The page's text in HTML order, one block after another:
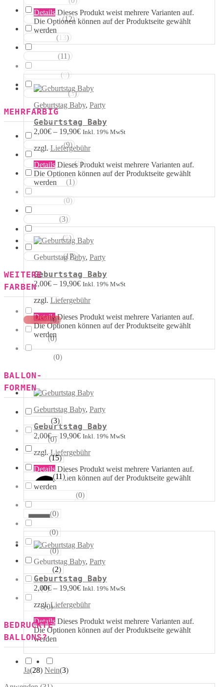
Details Dieses Produkt weist mehrere Varianten auf.
Die Optionen können auf der Produktseite gewählt
werden
Geburtstag Baby, Party
Geburtstag Baby
2,00€– 19,90€ Inkl. 19% MwSt
zzgl.Liefergebühr
Details Dieses Produkt weist mehrere Varianten auf.
Die Optionen können auf der Produktseite gewählt
werden
Geburtstag Baby, Party
Geburtstag Baby
2,00€– 19,90€ Inkl. 19% MwSt
zzgl. Liefergebühr
Details Dieses Produkt weist mehrere Varianten auf.
Die Optionen können auf der Produktseite gewählt
werden
Geburtstag Baby, Party
Geburtstag Baby
2,00€– 19,90€ Inkl. 19% MwSt
zzgl.Liefergebühr
Details Dieses Produkt weist mehrere Varianten auf.
Die Optionen können auf der Produktseite gewählt
werden
Geburtstag Baby, Party
Geburtstag Baby
2,00€– 19,90€ Inkl. 19% MwSt
zzgl.Liefergebühr
Details Dieses Produkt weist mehrere Varianten auf.
Die Optionen können auf der Produktseite gewählt
werden
Violetttöne (12)
( 13)
(11)
Brauntöne (0)
Schwarztöne (3)
MEHRFARBIG
Rosa Weiss (9)
Schwarz Weiss (1)
Silber Weiss (1)
(0)
(3)
Blau Weiss (5)
Mehrfarbig (17)
WEITERE
FARBEN
Kristall (0)
Pastell (0)
(0)
BALLON-
FORMEN
(3)
Sterne (0)
Runde (15)
Tropfen (11)
(0)
Eckige (0)
Säulen (0)
Portale (0)
(2)
123 (0)
ABC (0)
BEDRUCKTE
BALLONS?
Ja(28) Nein(3)